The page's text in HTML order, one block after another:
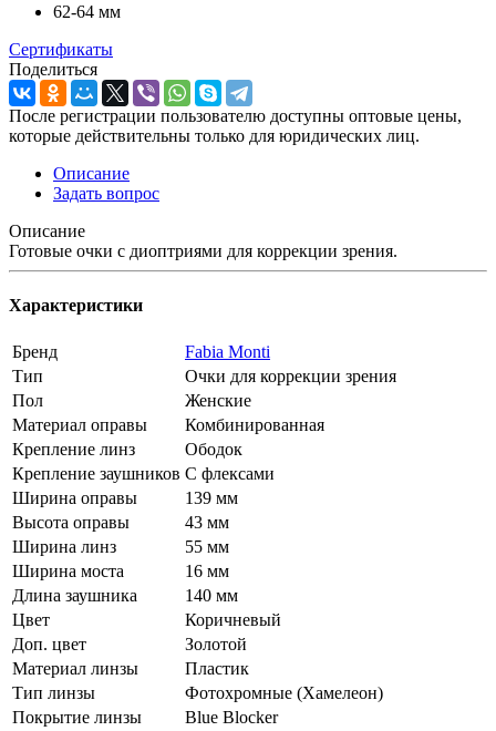
62-64 мм
Сертификаты
Поделиться
После регистрации пользователю доступны оптовые цены,
которые действительны только для юридических лиц.
Описание
Задать вопрос
Описание
Готовые очки с диоптриями для коррекции зрения.
Характеристики
Бренд
Fabia Monti
Тип
Очки для коррекции зрения
Пол
Женские
Материал оправы
Комбинированная
Крепление линз
Ободок
Крепление заушников С флексами
Ширина оправы
139 мм
Высота оправы
43 мм
Ширина линз
55 мм
Ширина моста
16 мм
Длина заушника
140 мм
Цвет
Коричневый
Доп. цвет
Золотой
Материал линзы
Пластик
Тип линзы
Фотохромные (Хамелеон)
Покрытие линзы
Blue Blocker